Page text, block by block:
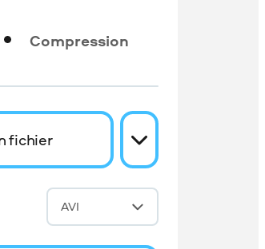
Compression
fichier
AVI